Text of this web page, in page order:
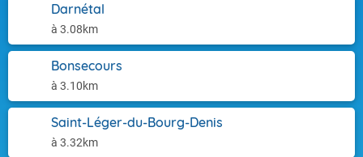
Darnétal
à 3.08km
Bonsecours
à 3.10km
Saint-Léger-du-Bourg-Denis
à 3.32km